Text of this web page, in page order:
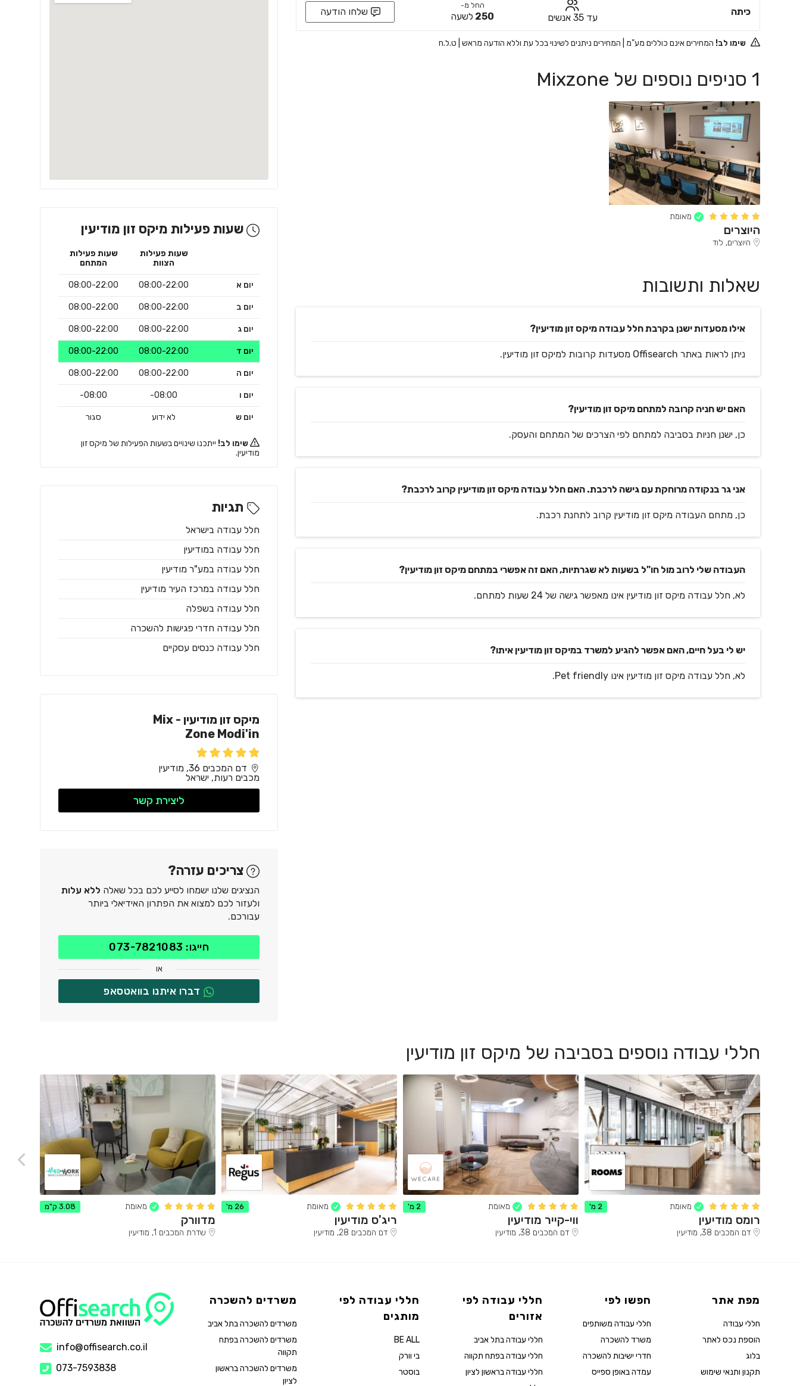
כיתה
עד 35 אנשים
החל מ-
250 לשעה שלחו הודעה
שימו לב! המחירים אינם כוללים מע"מ | המחירים ניתנים לשינוי בכל עת וללא הודעה מראש | ט.ל.ח
1 סניפים נוספים של Mixzone
מאומת
היוצרים
היוצרים, לוד
שאלות ותשובות
אילו מסעדות ישנן בקרבת חלל עבודה מיקס זון מודיעין?
ניתן לראות באתר Offisearch מסעדות קרובות למיקס זון מודיעין.
האם יש חניה קרובה למתחם מיקס זון מודיעין?
כן, ישנן חניות בסביבה למתחם לפי הצרכים של המתחם והעסק.
אני גר בנקודה מרוחקת עם גישה לרכבת. האם חלל עבודה מיקס זון מודיעין קרוב לרכבת?
כן, מתחם העבודה מיקס זון מודיעין קרוב לתחנת רכבת.
העבודה שלי לרוב מול חו"ל בשעות לא שגרתיות, האם זה אפשרי במתחם מיקס זון מודיעין?
לא, חלל עבודה מיקס זון מודיעין אינו מאפשר גישה של 24 שעות למתחם.
יש לי בעל חיים, האם אפשר להגיע למשרד במיקס זון מודיעין איתו?
לא, חלל עבודה מיקס זון מודיעין אינו Pet friendly.
שעות פעילות מיקס זון מודיעין
שעות פעילות
הצוות
שעות פעילות
המתחם
יום א 08:00-22:00
08:00-22:00
יום ב 08:00-22:00
08:00-22:00
יום ג 08:00-22:00
08:00-22:00
יום ד 08:00-22:00
08:00-22:00
יום ה 08:00-22:00
08:00-22:00
יום ו 08:00-
08:00-
יום ש לא ידוע סגור
שימו לב! ייתכנו שינויים בשעות הפעילות של מיקס זון
מודיעין.
תגיות
חלל עבודה בישראל
חלל עבודה במודיעין
חלל עבודה במע"ר מודיעין
חלל עבודה במרכז העיר מודיעין
חלל עבודה בשפלה
חלל עבודה חדרי פגישות להשכרה
חלל עבודה כנסים עסקיים
מיקס זון מודיעין - Mix
Zone Modi'in
דם המכבים 36, מודיעין
מכבים רעות, ישראל
ליצירת קשר
צריכים עזרה?
הנציגים שלנו ישמחו לסייע לכם בכל שאלה ללא עלות
ולעזור לכם למצוא את הפתרון האידיאלי ביותר
עבורכם.
חייגו: 073-7821083
או
דברו איתנו בוואטסאפ
חללי עבודה נוספים בסביבה של מיקס זון מודיעין
מאומת 2 מ'
רומס מודיעין
דם המכבים 38, מודיעין
מאומת 2 מ'
ווי-קייר מודיעין
דם המכבים 38, מודיעין
מאומת 26 מ'
ריג'ס מודיעין
דם המכבים 28, מודיעין
מאומת 3.08 ק"מ
מדוורק
שדרת המכבים 1, מודיעין
מפת אתר
חללי עבודה
הוספת נכס לאתר
בלוג
תקנון ותנאי שימוש
חפשו לפי
חללי עבודה משותפים
משרד להשכרה
חדרי ישיבות להשכרה
עמדה באופן ספייס
חללי עבודה לפי
אזורים
חללי עבודה בתל אביב
חללי עבודה בפתח תקווה
חללי עבודה בראשון לציון
חללי עבודה לפי
מותגים
BE ALL
בי וורק
בוסטר
משרדים להשכרה
משרדים להשכרה בתל אביב
משרדים להשכרה בפתח
תקווה
משרדים להשכרה בראשון
לציון
info@offisearch.co.il
073-7593838